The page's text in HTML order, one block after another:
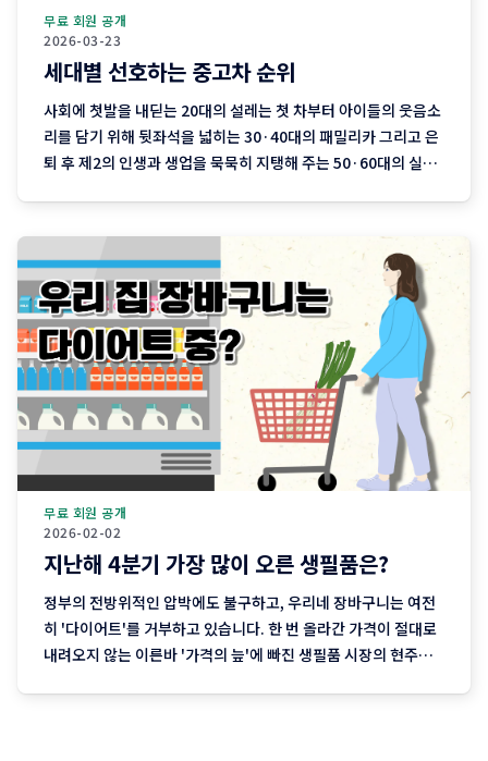
2026-03-23
무료 회원 공개
세대별 선호하는 중고차 순위
사회에 첫발을 내딛는 20대의 설레는 첫 차부터 아이들의 웃음소
리를 담기 위해 뒷좌석을 넓히는 30·40대의 패밀리카 그리고 은
퇴 후 제2의 인생과 생업을 묵묵히 지탱해 주는 50·60대의 실용
의 모습이 고스란히 담겨 있습니다. 연령대에 따라
2026-02-02
무료 회원 공개
지난해 4분기 가장 많이 오른 생필품은?
정부의 전방위적인 압박에도 불구하고, 우리네 장바구니는 여전
히 '다이어트'를 거부하고 있습니다. 한 번 올라간 가격이 절대로
내려오지 않는 이른바 '가격의 늪'에 빠진 생필품 시장의 현주소